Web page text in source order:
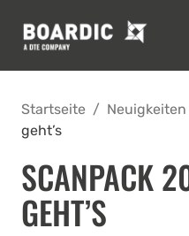
Startseite / Neuigkeiten
geht’s
SCANPACK
GEHT’S